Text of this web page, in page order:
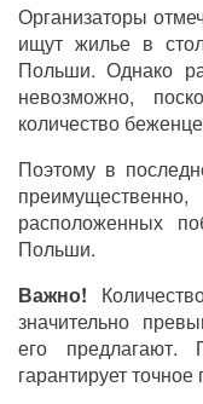
Организаторы
ищут жилье в
Польши. Однако
невозможно,
количество
Поэтому в
расположенных
Польши.
Важно!
значительно
его
гарантирует